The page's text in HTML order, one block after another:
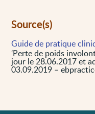
Source(s)
Guide de pratique
‘Perte de poids
jour le 28.06.2017 et
03.09.2019 –